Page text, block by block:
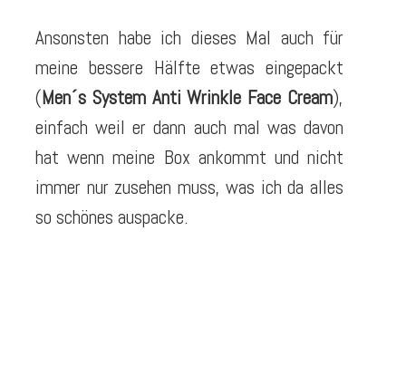
Ansonsten habe ich dieses Mal auch für
meine bessere Hälfte etwas eingepackt
(Men´s System Anti Wrinkle Face Cream),
einfach weil er dann auch mal was davon
hat wenn meine Box ankommt und nicht
immer nur zusehen muss, was ich da alles
so schönes auspacke.